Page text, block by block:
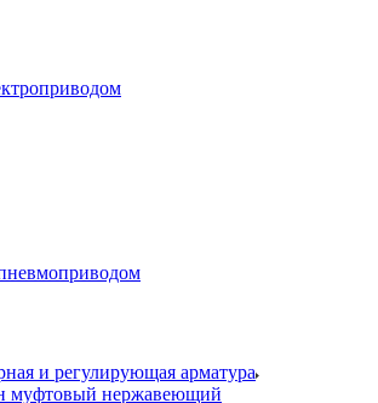
и регулирующая арматура
муфтовый нержавеющий